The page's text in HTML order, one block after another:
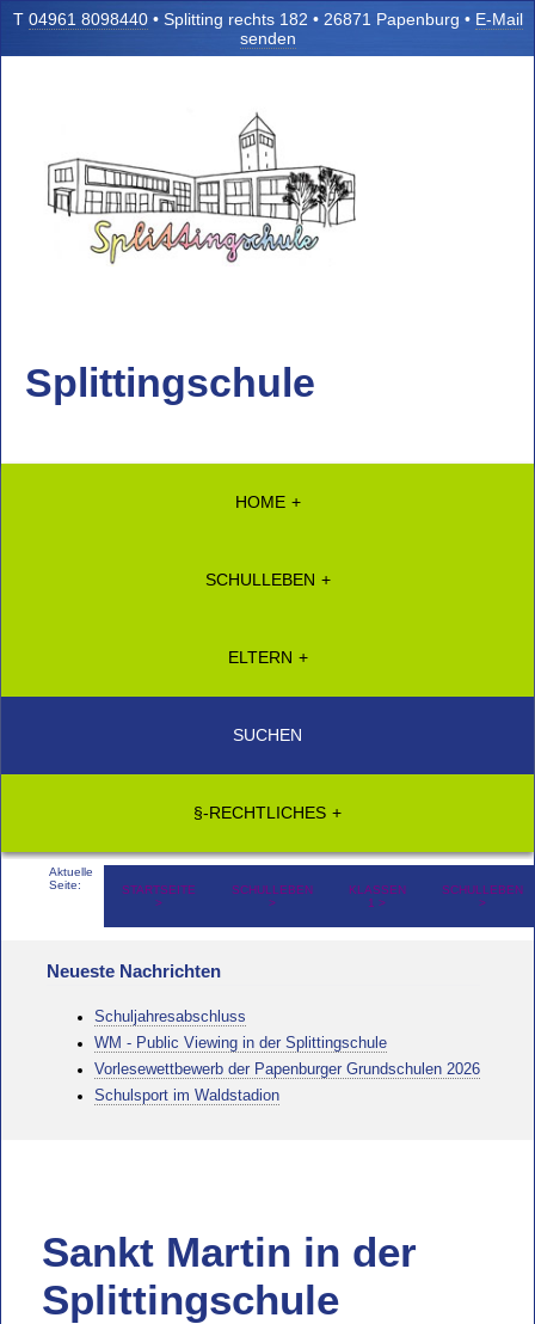
T 04961 8098440• Splitting rechts 182 • 26871 Papenburg • E-Mail
senden
Splittingschule
HOME
SCHULLEBEN
ELTERN
SUCHEN
§-RECHTLICHES
Aktuelle
Seite:
STARTSEITE SCHULLEBEN
KLASSEN
1
SCHULLEBEN
Neueste Nachrichten
Schuljahresabschluss
WM - Public Viewing in der Splittingschule
Vorlesewettbewerb der Papenburger Grundschulen 2026
Schulsport im Waldstadion
Sankt Martin in der
Splittingschule